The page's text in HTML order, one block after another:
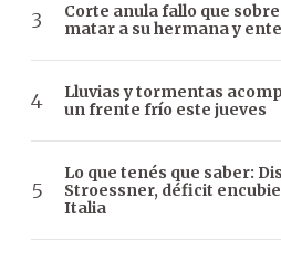
Corte anula fallo que
matar a su hermana y
Lluvias y tormentas
un frente frío este jueves
Lo que tenés que saber:
Stroessner, déficit
Italia